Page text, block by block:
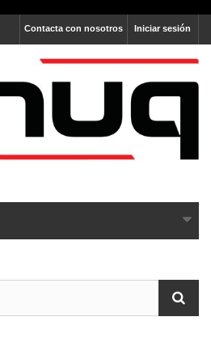
Iniciar sesión
Contacta con nosotros